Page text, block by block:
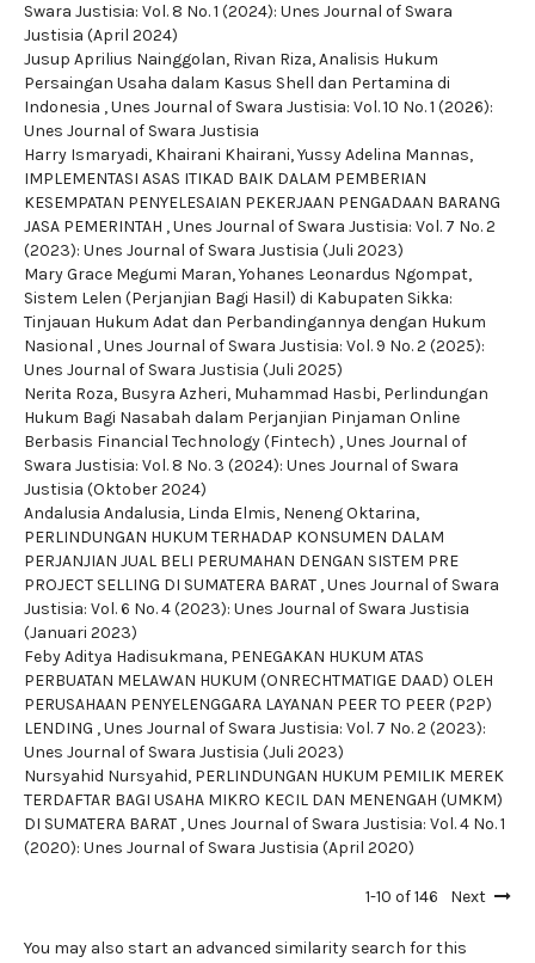
Swara Justisia: Vol. 8 No. 1 (2024): Unes Journal of Swara
Justisia (April 2024)
Jusup Aprilius Nainggolan, Rivan Riza,Analisis Hukum
Persaingan Usaha dalam Kasus Shell dan Pertamina di
Indonesia ,Unes Journal of Swara Justisia: Vol. 10 No. 1 (2026):
Unes Journal of Swara Justisia
Harry Ismaryadi, Khairani Khairani, Yussy Adelina Mannas,
IMPLEMENTASI ASAS ITIKAD BAIK DALAM PEMBERIAN
KESEMPATAN PENYELESAIAN PEKERJAAN PENGADAAN BARANG
JASA PEMERINTAH ,Unes Journal of Swara Justisia: Vol. 7 No. 2
(2023): Unes Journal of Swara Justisia (Juli 2023)
Mary Grace Megumi Maran, Yohanes Leonardus Ngompat,
Sistem Lelen (Perjanjian Bagi Hasil) di Kabupaten Sikka:
Tinjauan Hukum Adat dan Perbandingannya dengan Hukum
Nasional ,Unes Journal of Swara Justisia: Vol. 9 No. 2 (2025):
Unes Journal of Swara Justisia (Juli 2025)
Nerita Roza, Busyra Azheri, Muhammad Hasbi, Perlindungan
Hukum Bagi Nasabah dalam Perjanjian Pinjaman Online
Berbasis Financial Technology (Fintech) ,Unes Journal of
Swara Justisia: Vol. 8 No. 3 (2024): Unes Journal of Swara
Justisia (Oktober 2024)
Andalusia Andalusia, Linda Elmis, Neneng Oktarina,
PERLINDUNGAN HUKUM TERHADAP KONSUMEN DALAM
PERJANJIAN JUAL BELI PERUMAHAN DENGAN SISTEM PRE
PROJECT SELLING DI SUMATERA BARAT ,Unes Journal of Swara
Justisia: Vol. 6 No. 4 (2023): Unes Journal of Swara Justisia
(Januari 2023)
Feby Aditya Hadisukmana, PENEGAKAN HUKUM ATAS
PERBUATAN MELAWAN HUKUM (ONRECHTMATIGE DAAD) OLEH
PERUSAHAAN PENYELENGGARA LAYANAN PEER TO PEER (P2P)
LENDING ,Unes Journal of Swara Justisia: Vol. 7 No. 2 (2023):
Unes Journal of Swara Justisia (Juli 2023)
Nursyahid Nursyahid, PERLINDUNGAN HUKUM PEMILIK MEREK
TERDAFTAR BAGI USAHA MIKRO KECIL DAN MENENGAH (UMKM)
DI SUMATERA BARAT ,Unes Journal of Swara Justisia: Vol. 4 No. 1
(2020): Unes Journal of Swara Justisia (April 2020)
1-10 of 146 Next
You may also start an advanced similarity search for this